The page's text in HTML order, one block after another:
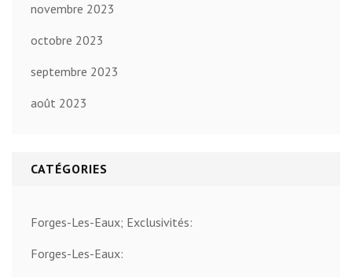
novembre 2023
octobre 2023
septembre 2023
août 2023
CATÉGORIES
Forges-Les-Eaux; Exclusivités:
Forges-Les-Eaux: